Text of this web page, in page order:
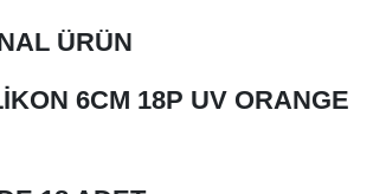
ÜRÜN
6CM 18P UV ORANGE